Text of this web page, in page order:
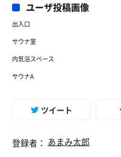
ユーザ投稿画像
出入口
サウナ室
内気浴スペース
サウナA
ツイート
登録者： あまみ太郎